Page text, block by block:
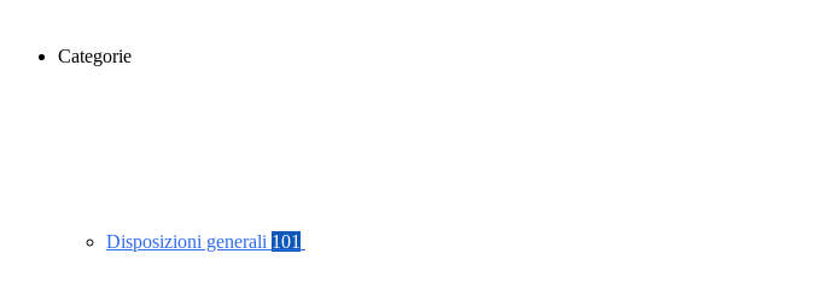
Categorie
Disposizioni generali 101